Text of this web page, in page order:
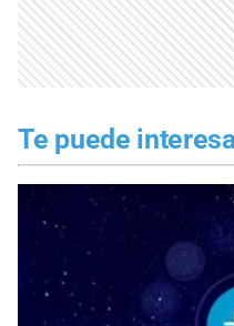
Te puede